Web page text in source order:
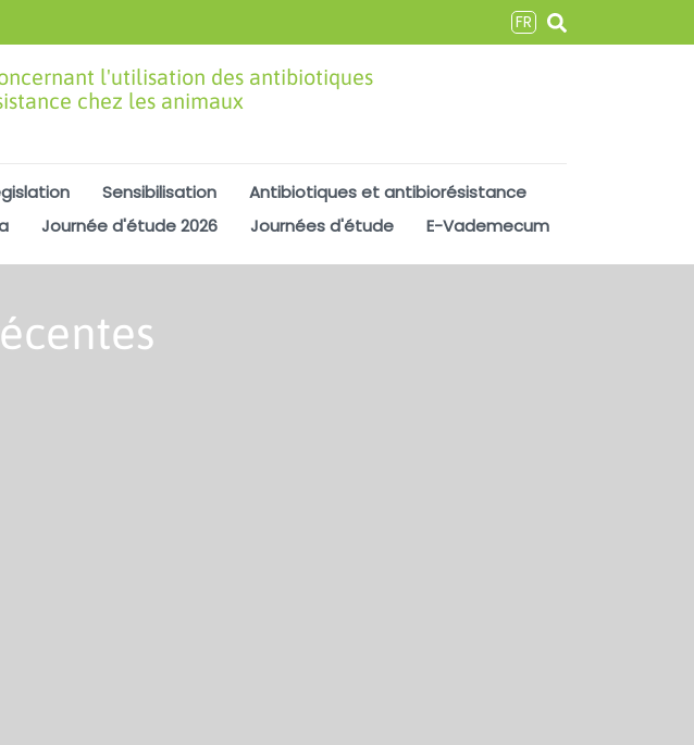
FR
l'utilisation des antibiotiques
chez les animaux
Sensibilisation
Antibiotiques et antibiorésistance
Journée d'étude 2026 Journées d'étude E-Vademecum